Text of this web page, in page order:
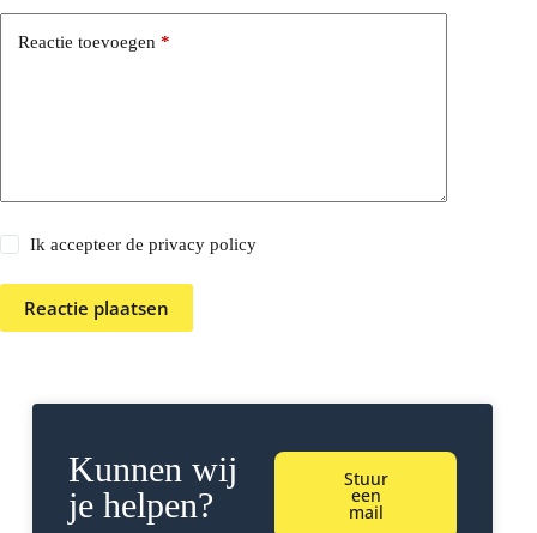
Reactie toevoegen *
Ik accepteer de privacy policy
Reactie plaatsen
Kunnen wij
je helpen?
Stuur
een
mail